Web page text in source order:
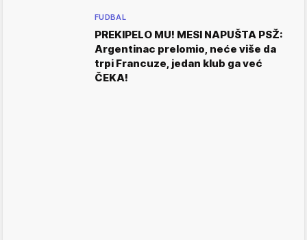
FUDBAL
PREKIPELO MU! MESI NAPUŠTA PSŽ:
Argentinac prelomio, neće više da
trpi Francuze, jedan klub ga već
ČEKA!